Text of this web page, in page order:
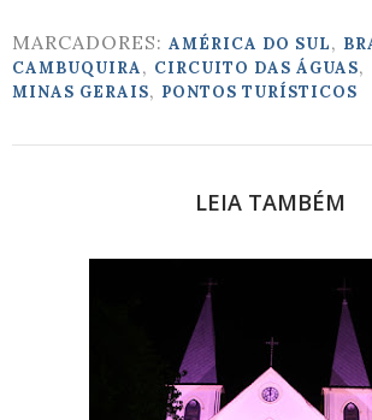
MARCADORES: AMÉRICA DO SUL,
CAMBUQUIRA, CIRCUITO DAS ÁGUAS,
MINAS GERAIS, PONTOS TURÍSTICOS
LEIA TAMBÉM